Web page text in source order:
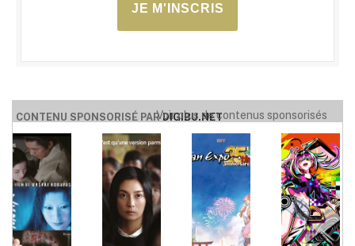
JE M'INSCRIS
CONTENU SPONSORISÉ PARDIGIBU.NET
Voir plus de contenus sponsorisés